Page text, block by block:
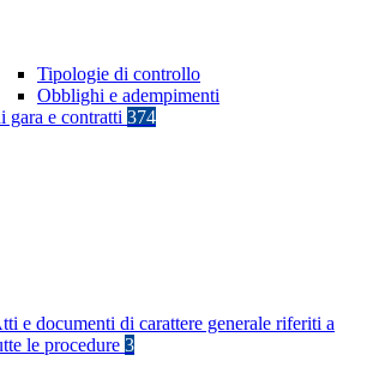
Tipologie di controllo
Obblighi e adempimenti
gara e contratti 374
e documenti di carattere generale riferiti a
le procedure 3